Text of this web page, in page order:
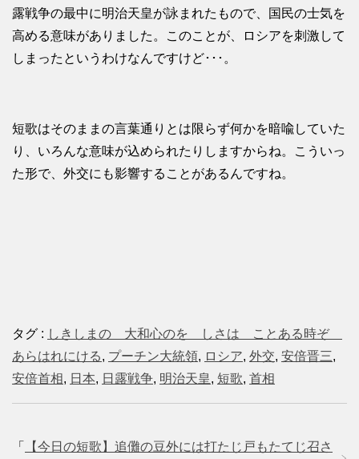
露戦争の最中に明治天皇が詠まれたもので、国民の士気を
高める意味がありました。このことが、ロシアを刺激して
しまったというわけなんですけど･･･。
短歌はそのままの言葉通りとは限らず何かを暗喩していた
り、いろんな意味が込められたりしますからね。こういっ
た形で、外交にも影響することがあるんですね。
タグ : しきしまの 大和心のをゝしさは ことある時ぞ
あらはれにける, プーチン大統領, ロシア, 外交, 安倍晋三,
安倍首相, 日本, 日露戦争, 明治天皇, 短歌, 首相
「
【今日の短歌】追儺の豆外には打たじ戸もたてじ召さ